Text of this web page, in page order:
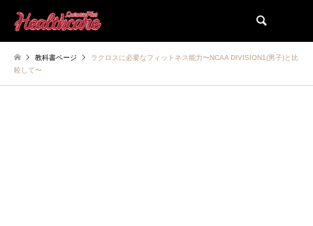
教科書ページ
ラクロスに必要なフィットネス能力〜NCAA DIVISION1(男子)と比
較して〜